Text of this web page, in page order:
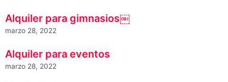
Alquiler para gimnasios￼
marzo 28, 2022
Alquiler para eventos
marzo 28, 2022